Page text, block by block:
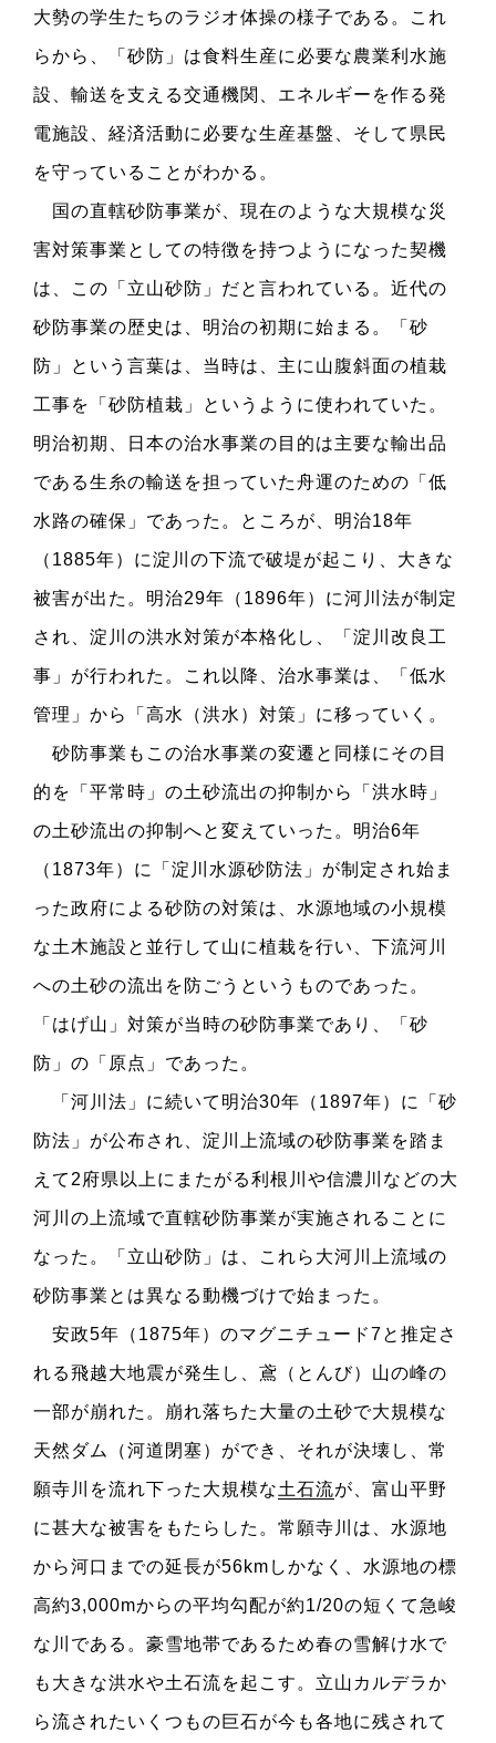
大勢の学生たちのラジオ体操の様子である。これ
らから、「砂防」は食料生産に必要な農業利水施
設、輸送を支える交通機関、エネルギーを作る発
電施設、経済活動に必要な生産基盤、そして県民
を守っていることがわかる。
国の直轄砂防事業が、現在のような大規模な災
害対策事業としての特徴を持つようになった契機
は、この「立山砂防」だと言われている。近代の
砂防事業の歴史は、明治の初期に始まる。「砂
防」という言葉は、当時は、主に山腹斜面の植栽
工事を「砂防植栽」というように使われていた。
明治初期、日本の治水事業の目的は主要な輸出品
である生糸の輸送を担っていた舟運のための「低
水路の確保」であった。ところが、明治18年
（1885年）に淀川の下流で破堤が起こり、大きな
被害が出た。明治29年（1896年）に河川法が制定
され、淀川の洪水対策が本格化し、「淀川改良工
事」が行われた。これ以降、治水事業は、「低水
管理」から「高水（洪水）対策」に移っていく。
砂防事業もこの治水事業の変遷と同様にその目
的を「平常時」の土砂流出の抑制から「洪水時」
の土砂流出の抑制へと変えていった。明治6年
（1873年）に「淀川水源砂防法」が制定され始ま
った政府による砂防の対策は、水源地域の小規模
な土木施設と並行して山に植栽を行い、下流河川
への土砂の流出を防ごうというものであった。
「はげ山」対策が当時の砂防事業であり、「砂
防」の「原点」であった。
「河川法」に続いて明治30年（1897年）に「砂
防法」が公布され、淀川上流域の砂防事業を踏ま
えて2府県以上にまたがる利根川や信濃川などの大
河川の上流域で直轄砂防事業が実施されることに
なった。「立山砂防」は、これら大河川上流域の
砂防事業とは異なる動機づけで始まった。
安政5年（1875年）のマグニチュード7と推定さ
れる飛越大地震が発生し、鳶（とんび）山の峰の
一部が崩れた。崩れ落ちた大量の土砂で大規模な
天然ダム（河道閉塞）ができ、それが決壊し、常
願寺川を流れ下った大規模な土石流が、富山平野
に甚大な被害をもたらした。常願寺川は、水源地
から河口までの延長が56kmしかなく、水源地の標
高約3,000mからの平均勾配が約1/20の短くて急峻
な川である。豪雪地帯であるため春の雪解け水で
も大きな洪水や土石流を起こす。立山カルデラか
ら流されたいくつもの巨石が今も各地に残されて